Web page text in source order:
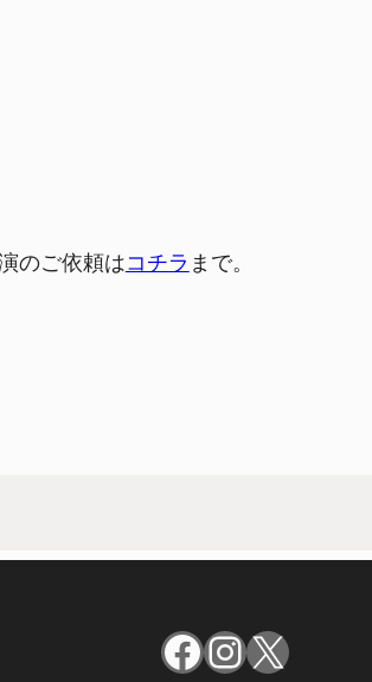
のご依頼はコチラ まで。
Facebook
Instagram
X